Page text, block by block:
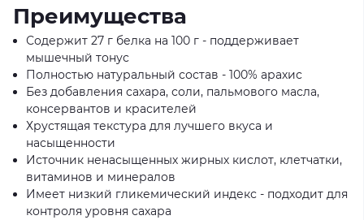
Преимущества
Содержит 27 г белка на 100 г - поддерживает
мышечный тонус
Полностью натуральный состав - 100% арахис
Без добавления сахара, соли, пальмового масла,
консервантов и красителей
Хрустящая текстура для лучшего вкуса и
насыщенности
Источник ненасыщенных жирных кислот, клетчатки,
витаминов и минералов
Имеет низкий гликемический индекс - подходит для
контроля уровня сахара